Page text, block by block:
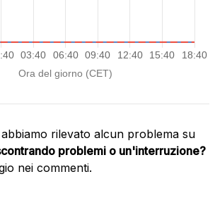
rilevato alcun problema su
problemi o un'interruzione?
nei commenti.